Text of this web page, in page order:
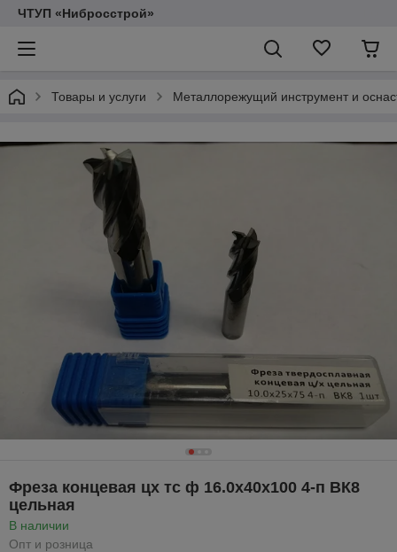
ЧТУП «Нибросстрой»
Товары и услуги Металлорежущий инструмент и
Фреза концевая цх тс ф 16.0х40х100 4-п ВК8
цельная
В наличии
Опт и розница